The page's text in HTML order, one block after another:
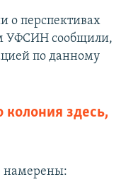
о перспективах
УФСИН сообщили,
по данному
колония здесь,
намерены: